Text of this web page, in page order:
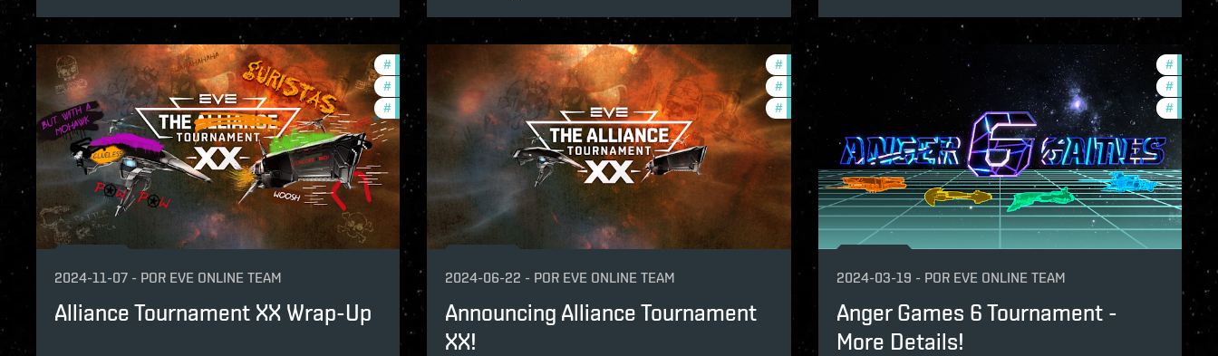
# tournaments
#
#
2024-11-07 - POR EVE ONLINE TEAM
Alliance Tournament XX Wrap-Up
#tournaments
#community
#pvp
2024-06-22 - POR EVE ONLINE TEAM
Announcing Alliance Tournament
XX!
#
#
#pvp
2024-03-19 - POR EVE ONLINE TEAM
Anger Games 6 Tournament -
More Details!